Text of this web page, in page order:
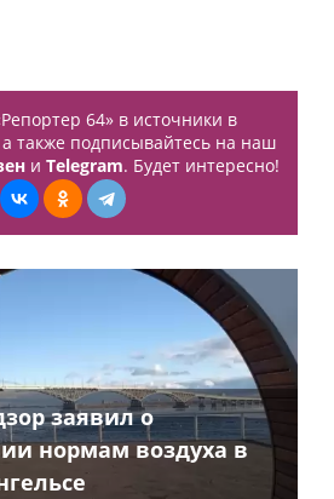
64» в источники в
а также подписывайтесь на наш
и Telegram. Будет интересно!
заявил о
нормам воздуха в